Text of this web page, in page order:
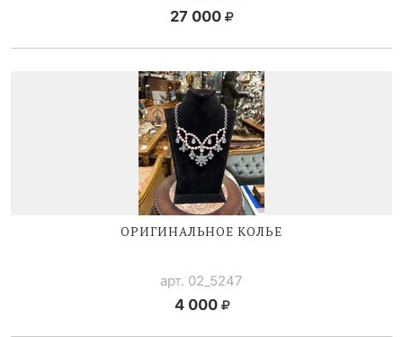
27 000
ОРИГИНАЛЬНОЕ КОЛЬЕ
арт. 02_5247
4 000